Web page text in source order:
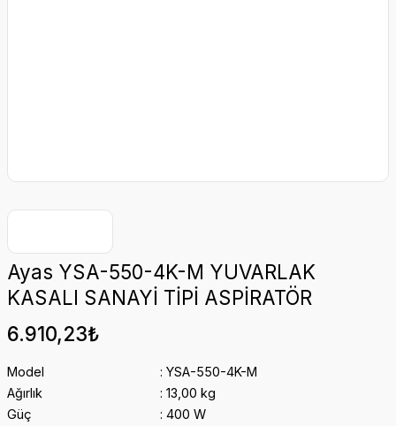
Ayas YSA-550-4K-M YUVARLAK
KASALI SANAYİ TİPİ ASPİRATÖR
6.910,23₺
Model
YSA-550-4K-M
Ağırlık
13,00 kg
Güç
400 W